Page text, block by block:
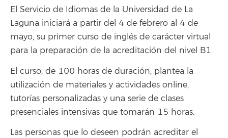
El Servicio de Idiomas de la Universidad de La
Laguna iniciará a partir del 4 de febrero al 4 de
mayo, su primer curso de inglés de carácter virtual
para la preparación de la acreditación del nivel B1.
El curso, de 100 horas de duración, plantea la
utilización de materiales y actividades online,
tutorías personalizadas y una serie de clases
presenciales intensivas que tomarán 15 horas.
Las personas que lo deseen podrán acreditar el